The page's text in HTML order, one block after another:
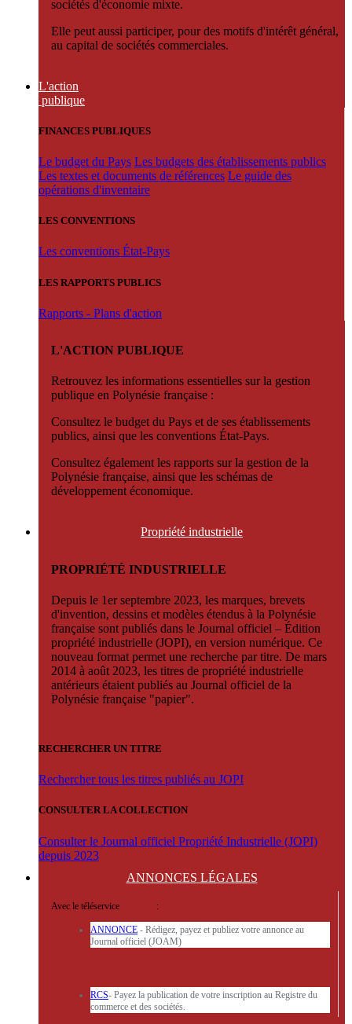
sociétés d'économie mixte.
Elle peut aussi participer, pour des motifs d'intérêt général,
au capital de sociétés commerciales.
L'action
publique
FINANCES PUBLIQUES
Le budget du Pays Les budgets des établissements publics
Les textes et documents de références Le guide des
opérations d'inventaire
LES CONVENTIONS
Les conventions État-Pays
LES RAPPORTS PUBLICS
Rapports - Plans d'action
L'ACTION PUBLIQUE
Retrouvez les informations essentielles sur la gestion
publique en Polynésie française :
Consultez le budget du Pays et de ses établissements
publics, ainsi que les conventions État-Pays.
Consultez également les rapports sur la gestion de la
Polynésie française, ainsi que les schémas de
développement économique.
Propriété industrielle
PROPRIÉTÉ INDUSTRIELLE
Depuis le 1er septembre 2023, les marques, brevets
d'invention, dessins et modèles étendus à la Polynésie
française sont publiés dans le Journal officiel – Édition
propriété industrielle (JOPI), en version numérique. Ce
nouveau format permet une recherche par titre. De mars
2014 à août 2023, les titres de propriété industrielle
antérieurs étaient publiés au Journal officiel de la
Polynésie française "papier".
RECHERCHER UN TITRE
Rechercher tous les titres publiés au JOPI
CONSULTER LA COLLECTION
Consulter le Journal officiel Propriété Industrielle (JOPI)
depuis 2023
ANNONCES LÉGALES
Avec le téléservice :
ANNONCE - Rédigez, payez et publiez votre annonce au
Journal officiel (JOAM)
RCS- Payez la publication de votre inscription au Registre du
commerce et des sociétés.